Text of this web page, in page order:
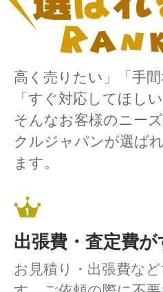
高く売りたい」「手間
「すぐ対応してほしい
そんなお客様のニー
クルジャパンが選ば
ます。
出張費・査定費
お見積り・出張費な